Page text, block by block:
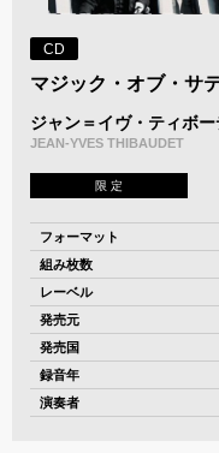
CD
マジック・オブ・サ
ジャン＝イヴ・ティボー
JEAN-YVES THIBAUDET
限 定
フォーマット
組み枚数
レーベル
発売元
発売国
録音年
演奏者